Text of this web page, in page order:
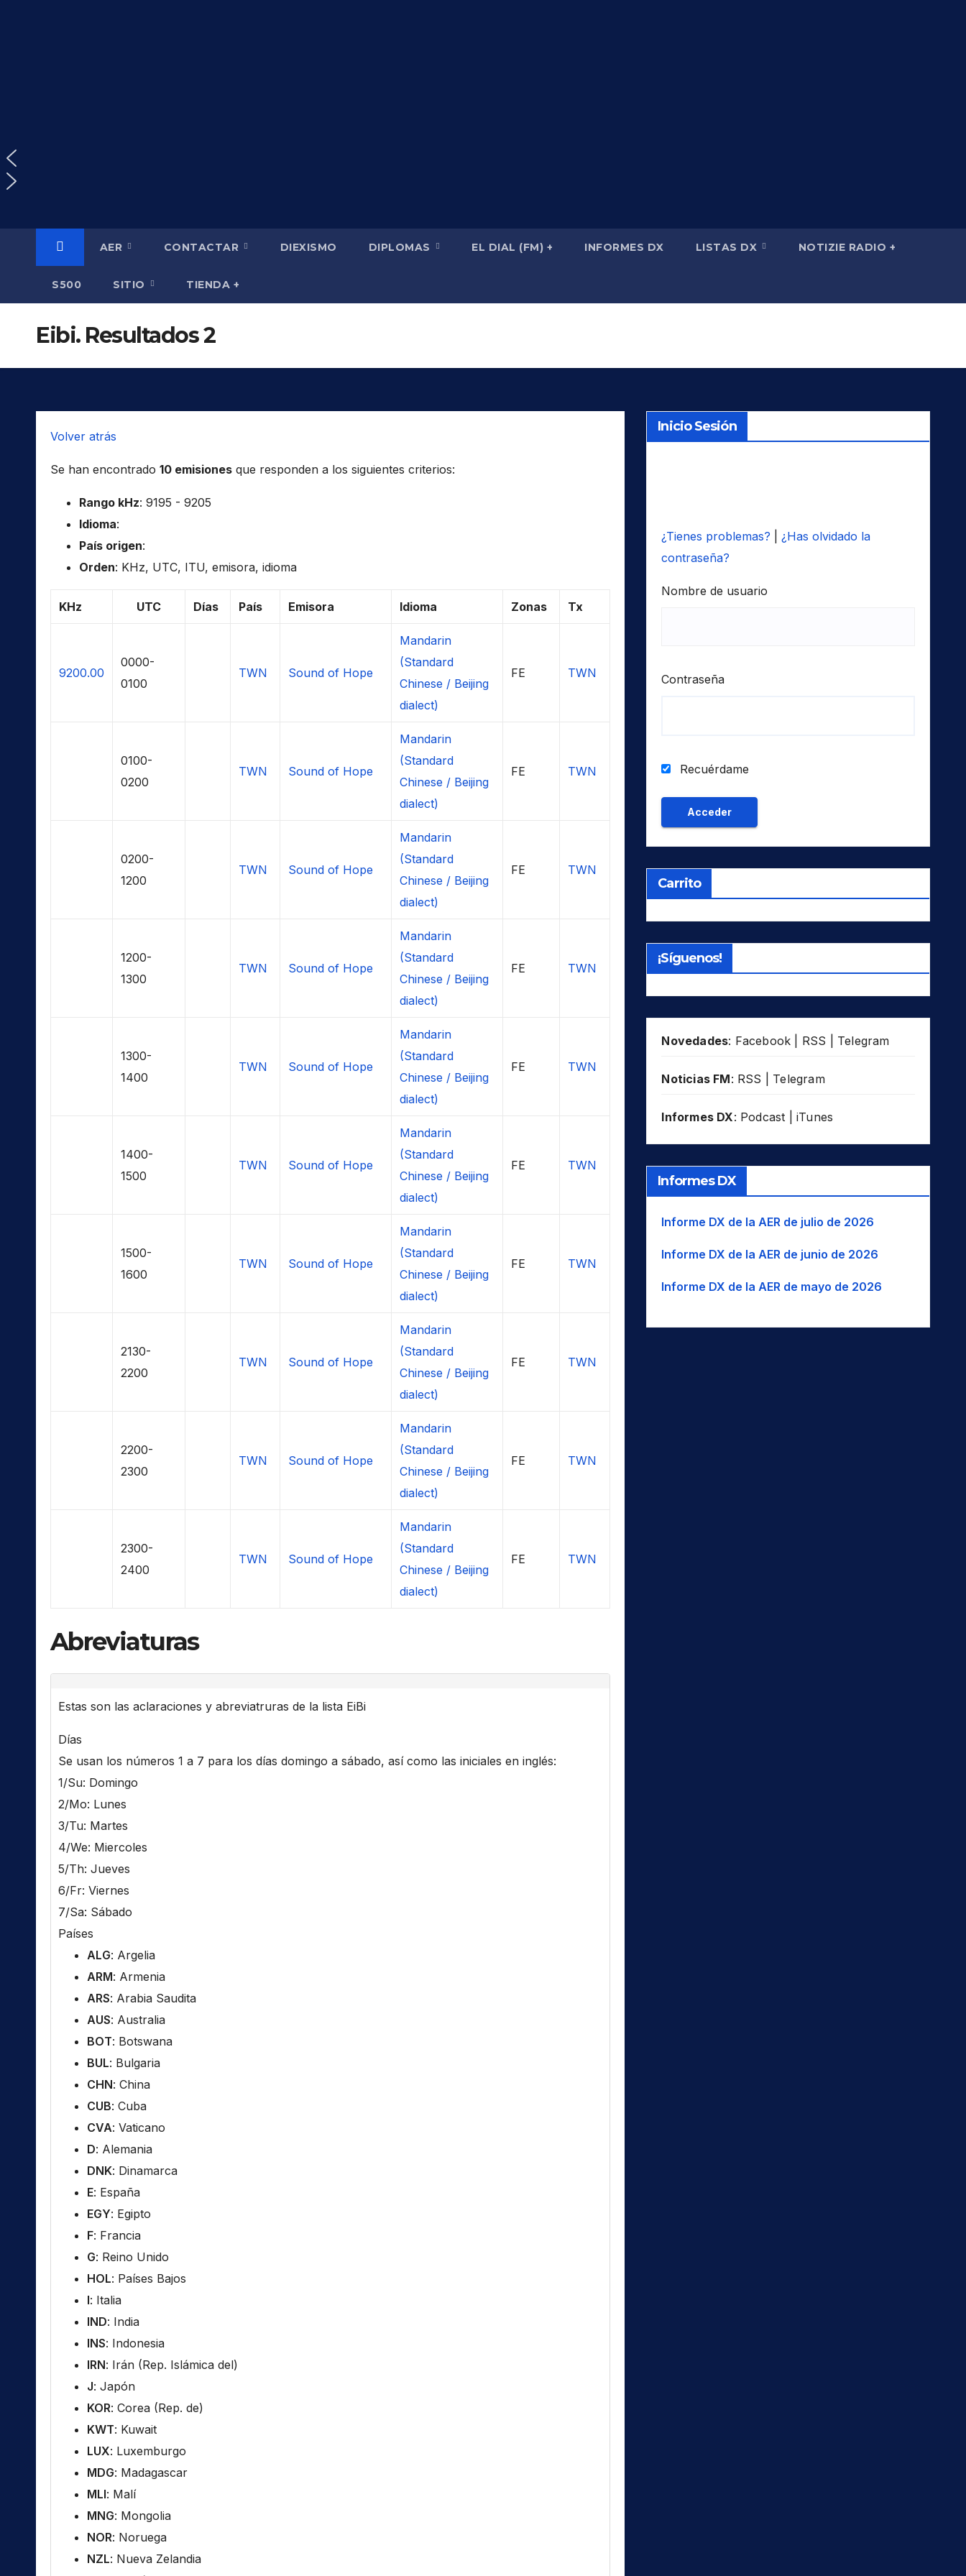
AER CONTACTAR DIEXISMO DIPLOMAS EL DIAL (FM) + INFORMES DX LISTAS DX NOTIZIE RADIO +
S500 SITIO TIENDA +
Eibi. Resultados 2
Volver atrás
Se han encontrado 10 emisiones que responden a los siguientes criterios:
Rango kHz: 9195 - 9205
Idioma:
País origen:
Orden: KHz, UTC, ITU, emisora, idioma
KHz UTC Días País Emisora Idioma Zonas Tx
9200.00
0000-
0100
TWN Sound of Hope
Mandarin
(Standard
Chinese / Beijing
dialect)
FE TWN
0100-
0200
TWN Sound of Hope
Mandarin
(Standard
Chinese / Beijing
dialect)
FE TWN
0200-
1200
TWN Sound of Hope
Mandarin
(Standard
Chinese / Beijing
dialect)
FE TWN
1200-
1300
TWN Sound of Hope
Mandarin
(Standard
Chinese / Beijing
dialect)
FE TWN
1300-
1400
TWN Sound of Hope
Mandarin
(Standard
Chinese / Beijing
dialect)
FE TWN
1400-
1500
TWN Sound of Hope
Mandarin
(Standard
Chinese / Beijing
dialect)
FE TWN
1500-
1600
TWN Sound of Hope
Mandarin
(Standard
Chinese / Beijing
dialect)
FE TWN
2130-
2200
TWN Sound of Hope
Mandarin
(Standard
Chinese / Beijing
dialect)
FE TWN
2200-
2300
TWN Sound of Hope
Mandarin
(Standard
Chinese / Beijing
dialect)
FE TWN
2300-
2400
TWN Sound of Hope
Mandarin
(Standard
Chinese / Beijing
dialect)
FE TWN
Abreviaturas
Estas son las aclaraciones y abreviatruras de la lista EiBi
Días
Se usan los números 1 a 7 para los días domingo a sábado, así como las iniciales en inglés:
1/Su: Domingo
2/Mo: Lunes
3/Tu: Martes
4/We: Miercoles
5/Th: Jueves
6/Fr: Viernes
7/Sa: Sábado
Países
ALG: Argelia
ARM: Armenia
ARS: Arabia Saudita
AUS: Australia
BOT: Botswana
BUL: Bulgaria
CHN: China
CUB: Cuba
CVA: Vaticano
D: Alemania
DNK: Dinamarca
E: España
EGY: Egipto
F: Francia
G: Reino Unido
HOL: Países Bajos
I: Italia
IND: India
INS: Indonesia
IRN: Irán (Rep. Islámica del)
J: Japón
KOR: Corea (Rep. de)
KWT: Kuwait
LUX: Luxemburgo
MDG: Madagascar
MLI: Malí
MNG: Mongolia
NOR: Noruega
NZL: Nueva Zelandia
Inicio Sesión
¿Tienes problemas?
¿Has olvidado la
contraseña?
Nombre de usuario
Contraseña
Recuérdame
Carrito
¡Síguenos!
Novedades: Facebook RSS Telegram
Noticias FM: RSS Telegram
Informes DX: Podcast iTunes
Informes DX
Informe DX de la AER de julio de 2026
Informe DX de la AER de junio de 2026
Informe DX de la AER de mayo de 2026